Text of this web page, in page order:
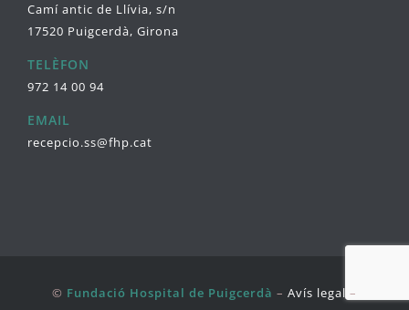
Camí antic de Llívia, s/n
17520 Puigcerdà, Girona
TELÈFON
972 14 00 94
EMAIL
recepcio.ss@fhp.cat
© Fundació Hospital de Puigcerdà – Avís legal –